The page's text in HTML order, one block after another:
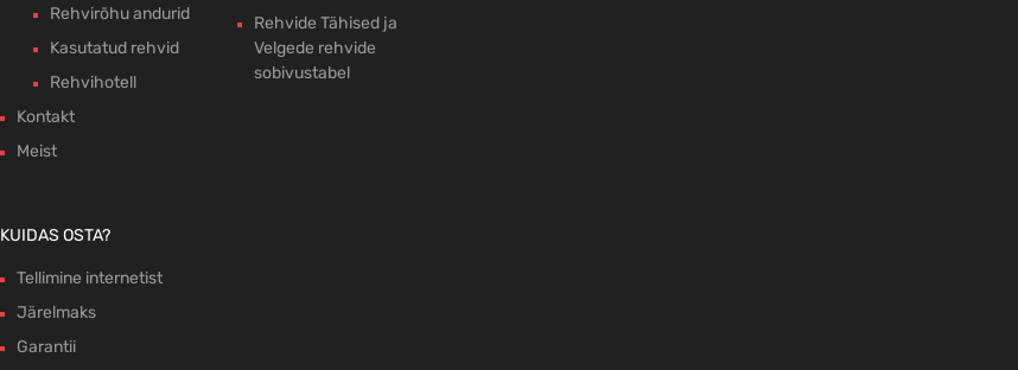
Rehvirõhu andurid
Kasutatud rehvid
Rehvihotell
Kontakt
Meist
KUIDAS OSTA?
Tellimine internetist
Järelmaks
Garantii
Rehvide Tähised ja
Velgede rehvide
sobivustabel